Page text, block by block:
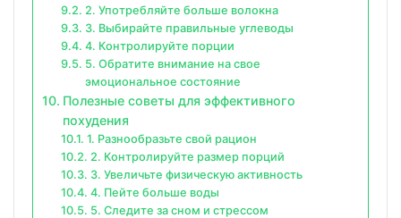
2. Употребляйте больше волокна
3. Выбирайте правильные углеводы
4. Контролируйте порции
5. Обратите внимание на свое
эмоциональное состояние
Полезные советы для эффективного
похудения
1. Разнообразьте свой рацион
2. Контролируйте размер порций
3. Увеличьте физическую активность
4. Пейте больше воды
5. Следите за сном и стрессом